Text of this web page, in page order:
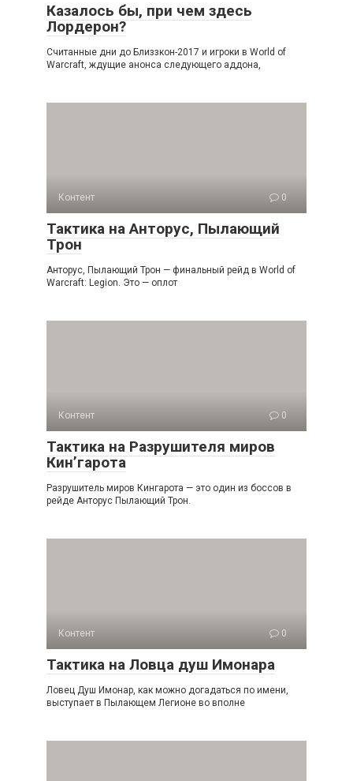
Казалось бы, при чем здесь
Лордерон?
Считанные дни до Близзкон-2017 и игроки в World of
Warcraft, ждущие анонса следующего аддона,
Контент 0
Тактика на Анторус, Пылающий
Трон
Анторус, Пылающий Трон — финальный рейд в World of
Warcraft: Legion. Это — оплот
Контент 0
Тактика на Разрушителя миров
Кин’гарота
Разрушитель миров Кингарота — это один из боссов в
рейде Анторус Пылающий Трон.
Контент 0
Тактика на Ловца душ Имонара
Ловец Душ Имонар, как можно догадаться по имени,
выступает в Пылающем Легионе во вполне